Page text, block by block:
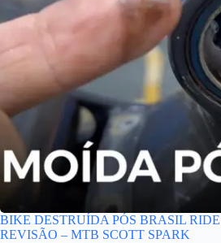
BIKE DESTRUÍDA PÓS BRASIL
REVISÃO – MTB SCOTT SPARK